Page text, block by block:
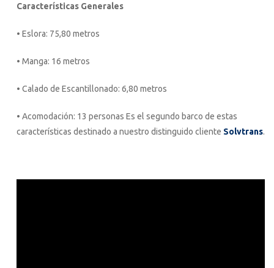
Características Generales
• Eslora: 75,80 metros
• Manga: 16 metros
• Calado de Escantillonado: 6,80 metros
• Acomodación: 13 personas Es el segundo barco de estas
características destinado a nuestro distinguido cliente Solvtrans.